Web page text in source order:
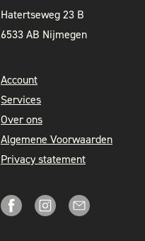
Hatertseweg 23 B
6533 AB Nijmegen
Account
Services
Over ons
Algemene Voorwaarden
Privacy statement